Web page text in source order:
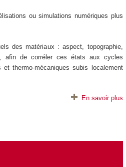
ou simulations numériques plus
des matériaux : aspect, topographie,
afin de corréler ces états aux cycles
et thermo-mécaniques subis localement
En savoir plus